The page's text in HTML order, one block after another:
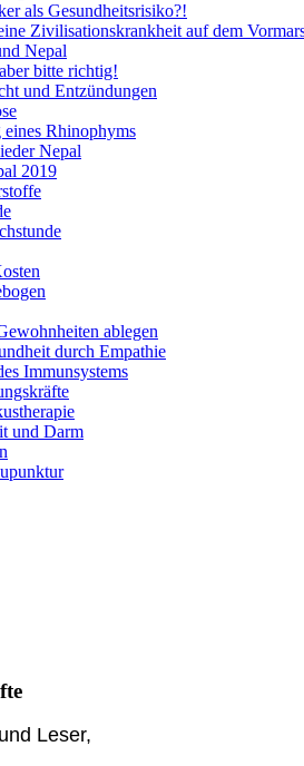
als Gesundheitsrisiko?!
Zivilisationskrankheit auf dem
Nepal
bitte richtig!
und Entzündungen
Rhinophyms
Nepal
2019
ablegen
durch Empathie
Immunsystems
und Darm
Leser,